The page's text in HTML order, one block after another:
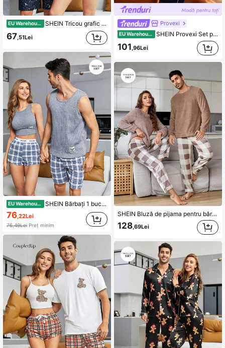
EU Warehouse SHEIN Tricou grafic Moon & Slogan pentru bărbați și pantaloni scurți cu imprimeu Galaxy Set PJ / Set pijama
67,51Lei
EU Warehouse SHEIN Bărbați 1 bucată cu detaliu petice cu litere și 1 buc. pantaloni scurți cu imprimeu în carouri, set de îmbrăcăminte pentru bărbați (excluzând setul pentru femei)
76,22Lei
76,49Lei Preț minim
Provexi
EU Warehouse SHEIN Provexi Set pijama / set de pijamale pentru bărbați
101,96Lei
SHEIN Bluză de pijama pentru bărbați, din flanel, 1 bucată și pantaloni de pijama cu imprimeu în carouri Buffalo, haine confortabile de toamnă și iarnă, pufoase
128,69Lei